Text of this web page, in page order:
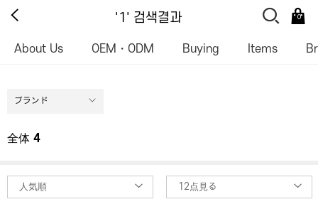
'1' 검색결과 0
About Us OEM・ODM Buying Items
ブランド
全体 4
人気順 12点見る